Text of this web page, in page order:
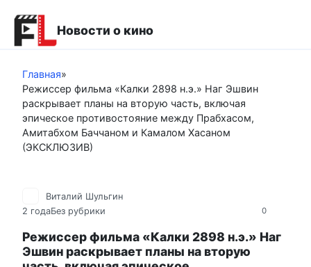
контенту
Новости о кино
Главная»
Режиссер фильма «Калки 2898 н.э.» Наг Эшвин
раскрывает планы на вторую часть, включая
эпическое противостояние между Прабхасом,
Амитабхом Баччаном и Камалом Хасаном
(ЭКСКЛЮЗИВ)
0
Виталий Шульгин
2 годаБез рубрики
Режиссер фильма «Калки 2898 н.э.» Наг
Эшвин раскрывает планы на вторую